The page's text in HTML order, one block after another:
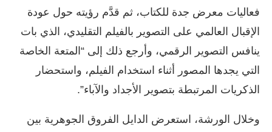
فعاليات معرض جدة للكتاب، ثم قدَّم رؤيته حول عودة
الإقبال العالمي على التصوير بالفيلم التقليدي، الذي بات
ينافس التصوير الرقمي، وأرجع ذلك إلى “المتعة الخاصة
التي يجدها المصور أثناء استخدام الفيلم، واستحضار
الذكريات المرتبطة بتصوير الأجداد والآباء”.
وخلال الورشة، استعرض الدايل الفروق الجوهرية بين